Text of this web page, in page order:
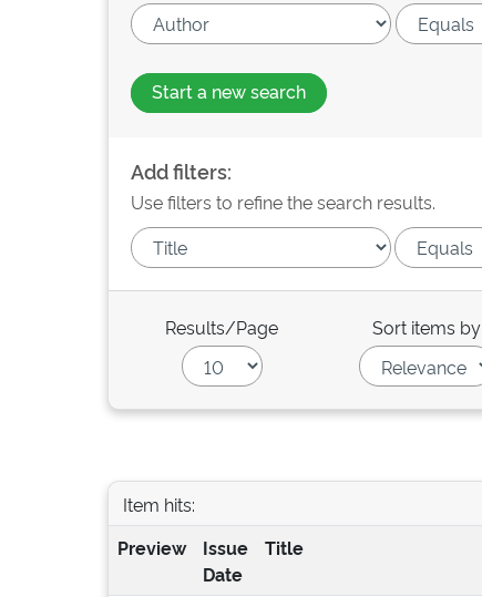
Start a new search
Add filters:
Use filters to refine the search results.
Results/Page Sort items by
Item hits:
Preview
Issue
Date
Title